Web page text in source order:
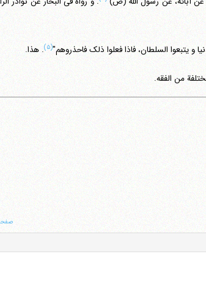
و یتبعوا السلطان، فاذا فعلوا ذلک فاحذروهم"(۵) . هذا.
من الفقه.
صفحه